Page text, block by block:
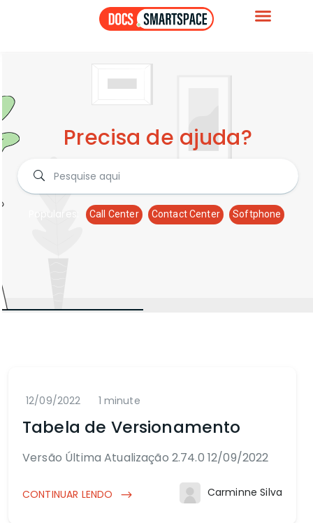
Precisa de ajuda?
Populares: Call Center Contact Center Softphone
12/09/2022 1 minute
Tabela de Versionamento
Versão Última Atualização 2.74.0 12/09/2022
CONTINUAR LENDO Carminne Silva